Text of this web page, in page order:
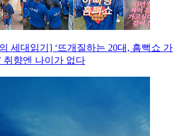
세대읽기] ‘뜨개질하는 20대, 흠뻑쇼 가
취향엔 나이가 없다